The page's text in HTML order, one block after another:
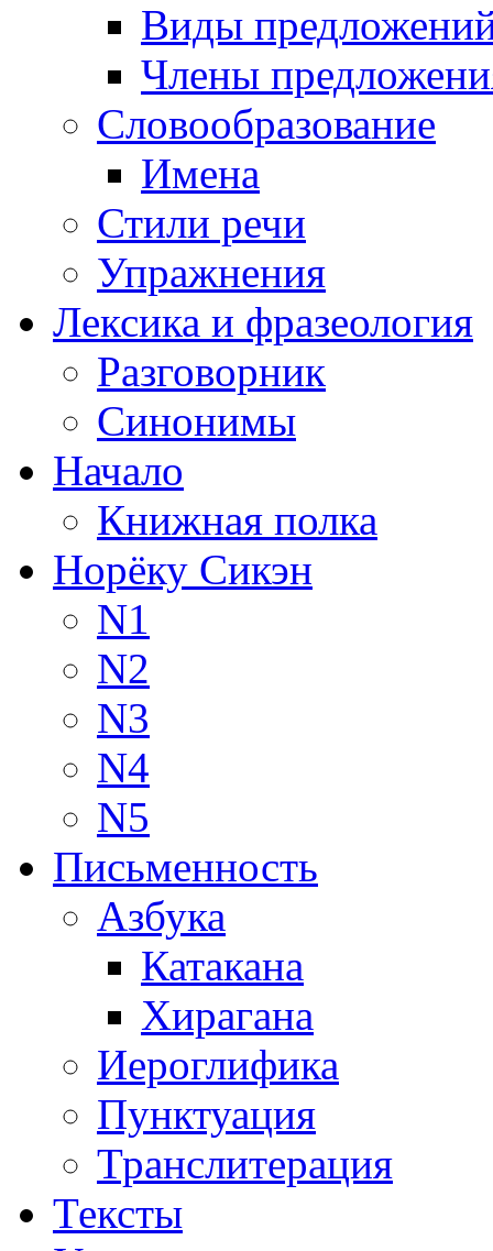
Виды
Члены
Словообразование
Имена
Стили речи
Упражнения
Лексика и фразеология
Разговорник
Синонимы
Начало
Книжная полка
Норёку Сикэн
N1
N2
N3
N4
N5
Письменность
Азбука
Катакана
Хирагана
Иероглифика
Пунктуация
Транслитерация
Тексты